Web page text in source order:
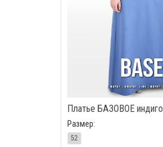
Платье БАЗОВОЕ индиго
Размер:
52